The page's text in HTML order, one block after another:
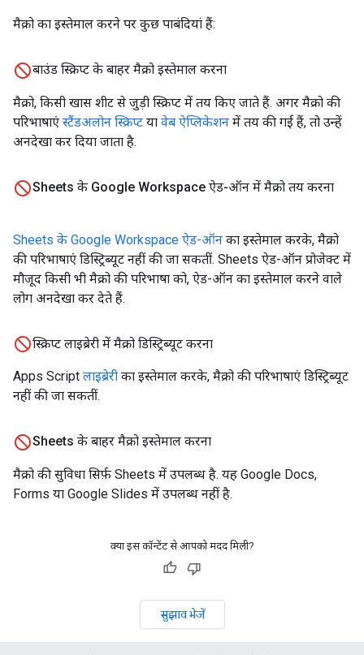
मैक्रो का इस्तेमाल करने पर कुछ पाबंदियां हैं:
बाउंड स्क्रिप्ट के बाहर मैक्रो इस्तेमाल करना
मैक्रो, किसी खास शीट से जुड़ी स्क्रिप्ट में तय किए जाते हैं. अगर मैक्रो की
परिभाषाएं स्टैंडअलोन स्क्रिप्ट या वेब ऐप्लिकेशन में तय की गई हैं, तो उन्हें
अनदेखा कर दिया जाता है.
Sheets के Google Workspace ऐड-ऑन में मैक्रो तय करना
Sheets के Google Workspace ऐड-ऑन का इस्तेमाल करके, मैक्रो
की परिभाषाएं डिस्ट्रिब्यूट नहीं की जा सकतीं. Sheets ऐड-ऑन प्रोजेक्ट में
मौजूद किसी भी मैक्रो की परिभाषा को, ऐड-ऑन का इस्तेमाल करने वाले
लोग अनदेखा कर देते हैं.
स्क्रिप्ट लाइब्रेरी में मैक्रो डिस्ट्रिब्यूट करना
Apps Script लाइब्रेरी का इस्तेमाल करके, मैक्रो की परिभाषाएं डिस्ट्रिब्यूट
नहीं की जा सकतीं.
Sheets के बाहर मैक्रो इस्तेमाल करना
मैक्रो की सुविधा सिर्फ़ Sheets में उपलब्ध है. यह Google Docs,
Forms या Google Slides में उपलब्ध नहीं है.
क्या इस कॉन्टेंट से आपको मदद मिली?
सुझाव भेजें